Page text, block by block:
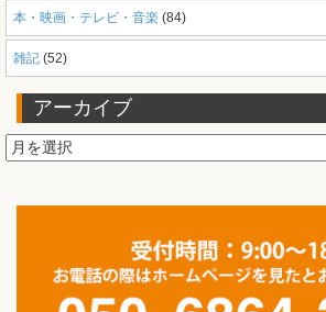
本・映画・テレビ・音楽 (84)
雑記 (52)
アーカイブ
ア
ー
イ